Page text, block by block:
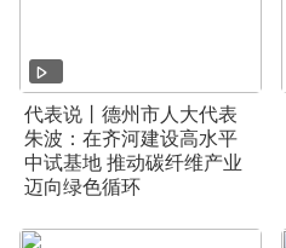
代表说丨德州市人大代表
朱波：在齐河建设高水平
中试基地 推动碳纤维产业
迈向绿色循环